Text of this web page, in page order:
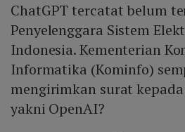
ChatGPT tercatat belum
Penyelenggara Sistem
Indonesia. Kementerian
Informatika (Kominfo)
mengirimkan surat
yakni OpenAI?